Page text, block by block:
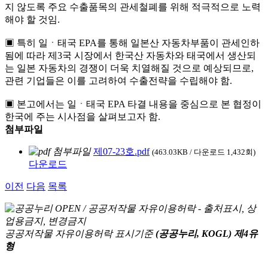
지 않도록 주요 수출품목의 관세철폐를 위해 적극적으로 노력
해야 할 것임.
▣ 특히 일ㆍ태국 EPA를 통해 일본산 자동차부품이 관세인하
됨에 따라 제3국 시장에서 한국산 자동차와 태국에서 생산되
는 일본 자동차의 경쟁이 더욱 치열해질 것으로 예상되므로,
관련 기업들은 이를 고려하여 수출전략을 수립해야 함.
▣ 본고에서는 일ㆍ태국 EPA 타결 내용을 중심으로 본 협정이
한국에 주는 시사점을 살펴보고자 함.
첨부파일
제07-23호.pdf (463.03KB / 다운로드 1,432회)
다운로드
이전 다음 목록
공공저작물 자유이용허락 표시기준 (공공누리, KOGL) 제4유
형